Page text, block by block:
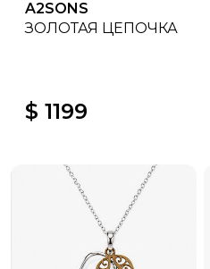
A2SONS
ЗОЛОТАЯ ЦЕПОЧКА
$ 1199